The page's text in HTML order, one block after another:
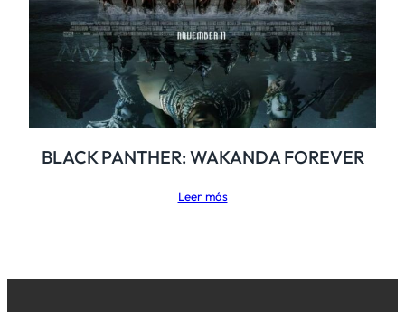
BLACK PANTHER: WAKANDA FOREVER
Leer más